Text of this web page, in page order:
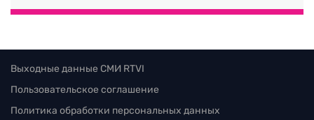
Выходные данные СМИ RTVI
Пользовательское соглашение
Политика обработки персональных данных